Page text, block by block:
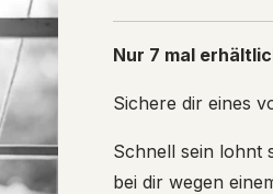
Nur 7 mal
Sichere dir eines
Schnell sein lohnt
bei dir wegen